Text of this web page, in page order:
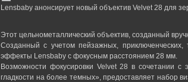
Lensbaby анонсирует новый объектив Velvet 28 для
Этот цельнометаллический объектив, созданный
Созданный с учетом пейзажных,
эффекты Lensbaby с фокусным расстоянием 28 мм.
Возможности фокусировки Velvet 28 в сочетании
гладкости на более темных», предоставляет набор